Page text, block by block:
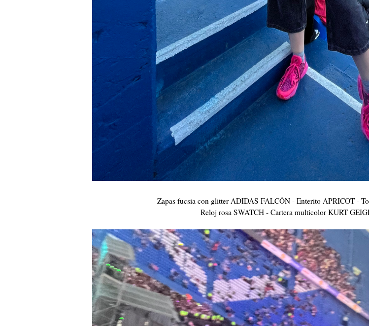
Zapas fucsia con glitter ADIDAS FALCÓN - Enterito APRICOT -
Reloj rosa SWATCH - Cartera multicolor KURT